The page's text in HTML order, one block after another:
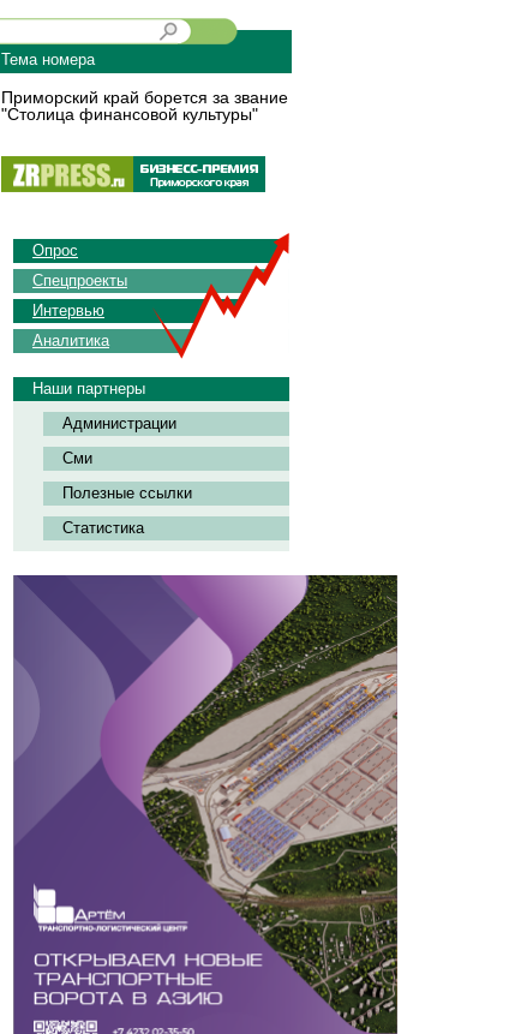
Тема номера
Приморский край борется за звание
"Столица финансовой культуры"
Опрос
Спецпроекты
Интервью
Аналитика
Наши партнеры
Администрации
Сми
Полезные ссылки
Статистика